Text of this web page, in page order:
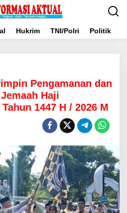
Hukrim TNI/Polri Politik
Pengamanan dan
Haji
1447 H / 2026 M